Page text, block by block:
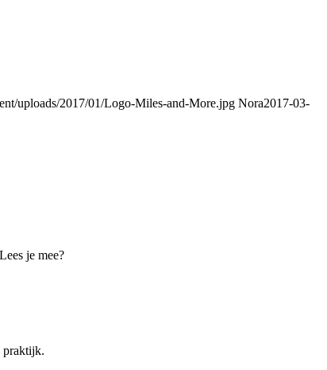
uploads/2017/01/Logo-Miles-and-More.jpg Nora2017-03-
je mee?
praktijk.